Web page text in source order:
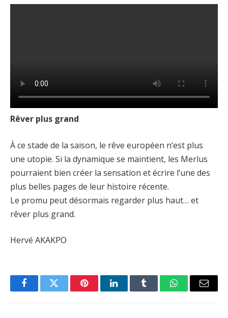
Rêver plus grand
À ce stade de la saison, le rêve européen n’est plus
une utopie. Si la dynamique se maintient, les Merlus
pourraient bien créer la sensation et écrire l’une des
plus belles pages de leur histoire récente.
Le promu peut désormais regarder plus haut… et
rêver plus grand.
Hervé AKAKPO
FacebookTwitter PinterestLinkedInTumblr WhatsAppEmail